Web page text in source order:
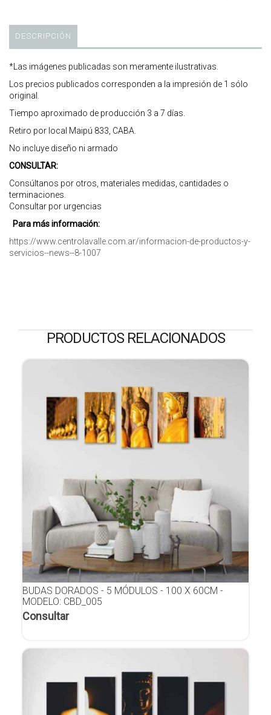
DESCRIPCIÓN
*Las imágenes publicadas son meramente ilustrativas.
Los precios publicados corresponden a la impresión de 1 sólo
original.
Tiempo aproximado de producción 3 a 7 días.
Retiro por local Maipú 833, CABA.
No incluye diseño ni armado
CONSULTAR:
Consúltanos por otros, materiales medidas, cantidades o
terminaciones.
Consultar por urgencias
Para más información:
https://www.centrolavalle.com.ar/informacion-de-productos-y-
servicios--news--8-1007
PRODUCTOS RELACIONADOS
BUDAS DORADOS - 5 MÓDULOS - 100 X 60CM -
MODELO: CBD_005
Consultar